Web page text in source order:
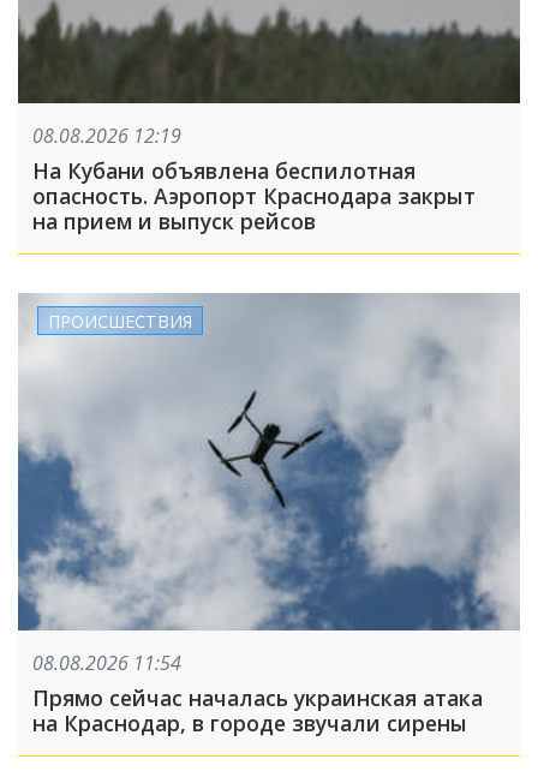
08.08.2026 12:19
На Кубани объявлена беспилотная
опасность. Аэропорт Краснодара закрыт
на прием и выпуск рейсов
ПРОИСШЕСТВИЯ
08.08.2026 11:54
Прямо сейчас началась украинская атака
на Краснодар, в городе звучали сирены